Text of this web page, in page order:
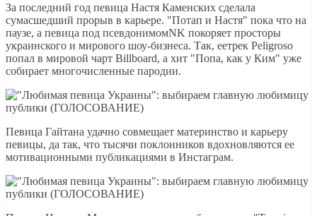
За последний год певица Настя Каменских сделала
сумасшедший прорыв в карьере. "Потап и Настя" пока что на
паузе, а певица под псевдонимомNK покоряет просторы
украинского и мирового шоу-бизнеса. Так, еетрек Peligroso
попал в мировой чарт Billboard, а хит "Попа, как у Ким" уже
собирает многочисленные пародии.
Певица Гайтана удачно совмещает материнство и карьеру
певицы, да так, что тысячи поклонников вдохновляются ее
мотивационными публикациями в Инстаграм.